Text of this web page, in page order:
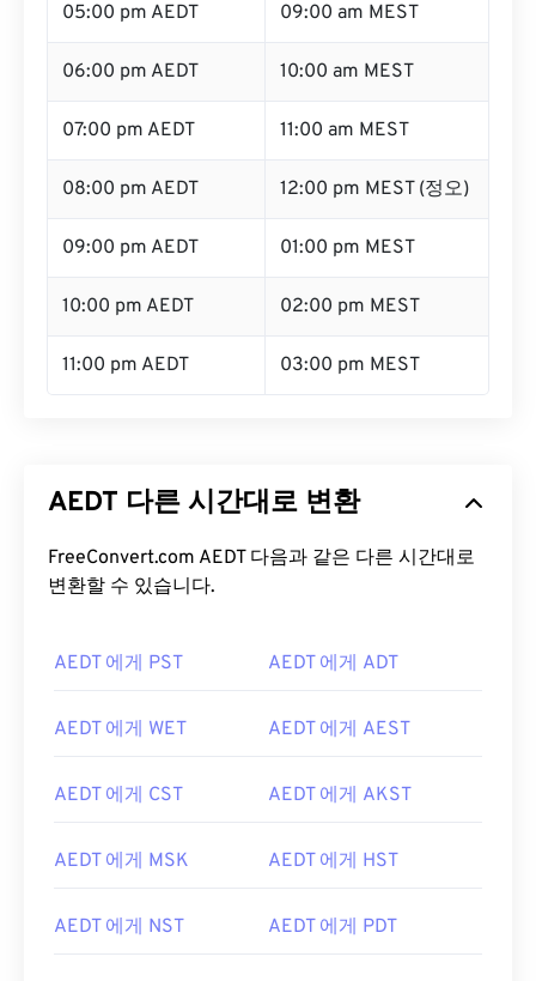
05:00 pm AEDT 09:00 am MEST
06:00 pm AEDT 10:00 am MEST
07:00 pm AEDT 11:00 am MEST
08:00 pm AEDT 12:00 pm MEST (정오)
09:00 pm AEDT 01:00 pm MEST
10:00 pm AEDT 02:00 pm MEST
11:00 pm AEDT 03:00 pm MEST
AEDT 다른 시간대로 변환
FreeConvert.com AEDT 다음과 같은 다른 시간대로
변환할 수 있습니다.
AEDT 에게 PST AEDT 에게 ADT
AEDT 에게 WET AEDT 에게 AEST
AEDT 에게 CST AEDT 에게 AKST
AEDT 에게 MSK AEDT 에게 HST
AEDT 에게 NST AEDT 에게 PDT